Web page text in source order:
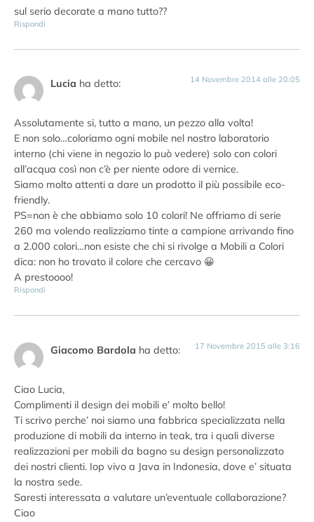
sul serio decorate a mano tutto??
Rispondi
Lucia ha detto: 14 Novembre 2014 alle 20:05
Assolutamente si, tutto a mano, un pezzo alla volta!
E non solo…coloriamo ogni mobile nel nostro laboratorio
interno (chi viene in negozio lo può vedere) solo con colori
all’acqua così non c’è per niente odore di vernice.
Siamo molto attenti a dare un prodotto il più possibile eco-
friendly.
PS=non è che abbiamo solo 10 colori! Ne offriamo di serie
260 ma volendo realizziamo tinte a campione arrivando fino
a 2.000 colori…non esiste che chi si rivolge a Mobili a Colori
dica: non ho trovato il colore che cercavo 😀
A prestoooo!
Rispondi
Giacomo Bardola ha detto: 17 Novembre 2015 alle 3:16
Ciao Lucia,
Complimenti il design dei mobili e’ molto bello!
Ti scrivo perche’ noi siamo una fabbrica specializzata nella
produzione di mobili da interno in teak, tra i quali diverse
realizzazioni per mobili da bagno su design personalizzato
dei nostri clienti. Iop vivo a Java in Indonesia, dove e’ situata
la nostra sede.
Saresti interessata a valutare un’eventuale collaborazione?
Ciao